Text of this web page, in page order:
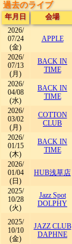
過去のライブ
年月日 会場
2026/
07/24
(金)
APPLE
2026/
07/13
(月)
BACK IN
TIME
2026/
04/08
(水)
BACK IN
TIME
2026/
03/02
(月)
COTTON
CLUB
2026/
01/15
(木)
BACK IN
TIME
2026/
01/04
(日)
HUB浅草店
2025/
10/28
(火)
Jazz Spot
DOLPHY
2025/
10/10
(金)
JAZZ CLUB
DAPHNE